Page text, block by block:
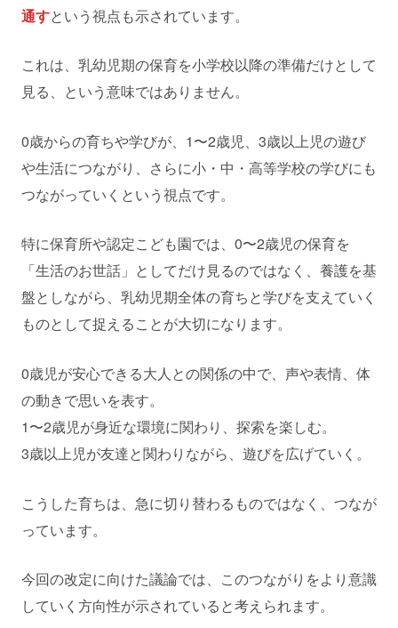
通すという視点も示されています。
これは、乳幼児期の保育を小学校以降の準備だけとして
見る、という意味ではありません。
0歳からの育ちや学びが、1〜2歳児、3歳以上児の遊び
や生活につながり、さらに小・中・高等学校の学びにも
つながっていくという視点です。
特に保育所や認定こども園では、0〜2歳児の保育を
「生活のお世話」としてだけ見るのではなく、養護を基
盤としながら、乳幼児期全体の育ちと学びを支えていく
ものとして捉えることが大切になります。
0歳児が安心できる大人との関係の中で、声や表情、体
の動きで思いを表す。
1〜2歳児が身近な環境に関わり、探索を楽しむ。
3歳以上児が友達と関わりながら、遊びを広げていく。
こうした育ちは、急に切り替わるものではなく、つなが
っています。
今回の改定に向けた議論では、このつながりをより意識
していく方向性が示されていると考えられます。